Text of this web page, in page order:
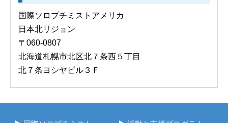
国際ソロプチミストアメリカ
日本北リジョン
〒060-0807
北海道札幌市北区北７条西５丁目
北７条ヨシヤビル３Ｆ